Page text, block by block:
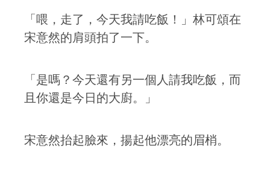
「喂，走了，今天我請吃飯！」林可頌在
宋意然的肩頭拍了一下。
「是嗎？今天還有另一個人請我吃飯，而
且你還是今日的大廚。」
宋意然抬起臉來，揚起他漂亮的眉梢。